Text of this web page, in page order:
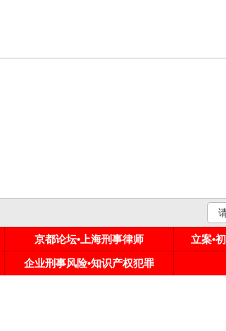
京都论坛•上海刑事律师 立案•
企业刑事风险•知识产权犯罪